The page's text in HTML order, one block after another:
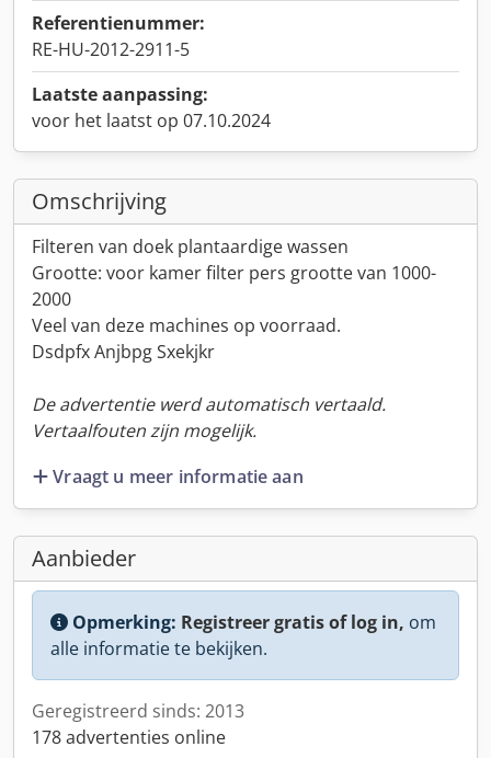
Referentienummer:
RE-HU-2012-2911-5
Laatste aanpassing:
voor het laatst op 07.10.2024
Omschrijving
Filteren van doek plantaardige wassen
Grootte: voor kamer filter pers grootte van 1000-
2000
Veel van deze machines op voorraad.
Dsdpfx Anjbpg Sxekjkr
De advertentie werd automatisch vertaald.
Vertaalfouten zijn mogelijk.
Vraagt u meer informatie aan
Aanbieder
Opmerking: Registreer gratis of log in, om
alle informatie te bekijken.
Geregistreerd sinds: 2013
178 advertenties online